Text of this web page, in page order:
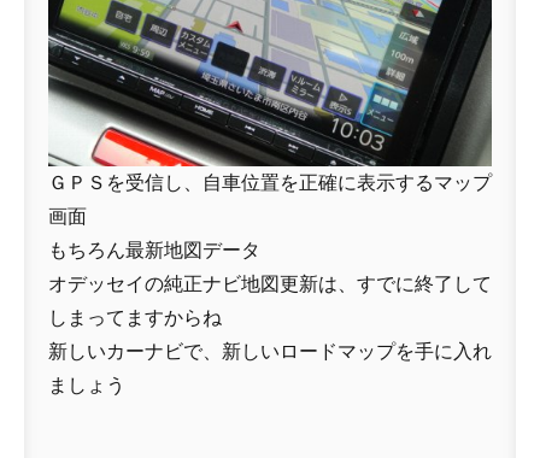
ＧＰＳを受信し、自車位置を正確に表示するマップ
画面
もちろん最新地図データ
オデッセイの純正ナビ地図更新は、すでに終了して
しまってますからね
新しいカーナビで、新しいロードマップを手に入れ
ましょう